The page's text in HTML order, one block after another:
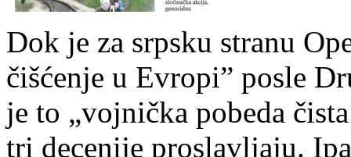
Dok je za srpsku stranu
čišćenje u Evropi” posle
je to „vojnička pobeda
tri decenije proslavljaju.